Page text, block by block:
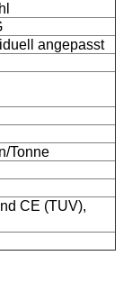
angepasst
Tonne
CE (TUV),